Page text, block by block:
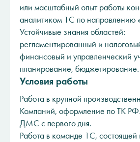
или масштабный опыт работы
аналитиком 1С по направлению
Устойчивые знания областей:
регламентированный и
финансовый и управленческий
планирование, бюджетирование.
Условия работы
Работа в крупной
Компаний, оформление по ТК РФ.
ДМС с первого дня.
Работа в команде 1С, состоящей